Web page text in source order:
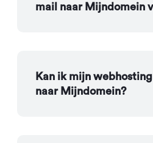
mail naar Mijndomein
Kan ik mijn
naar Mijndomein?